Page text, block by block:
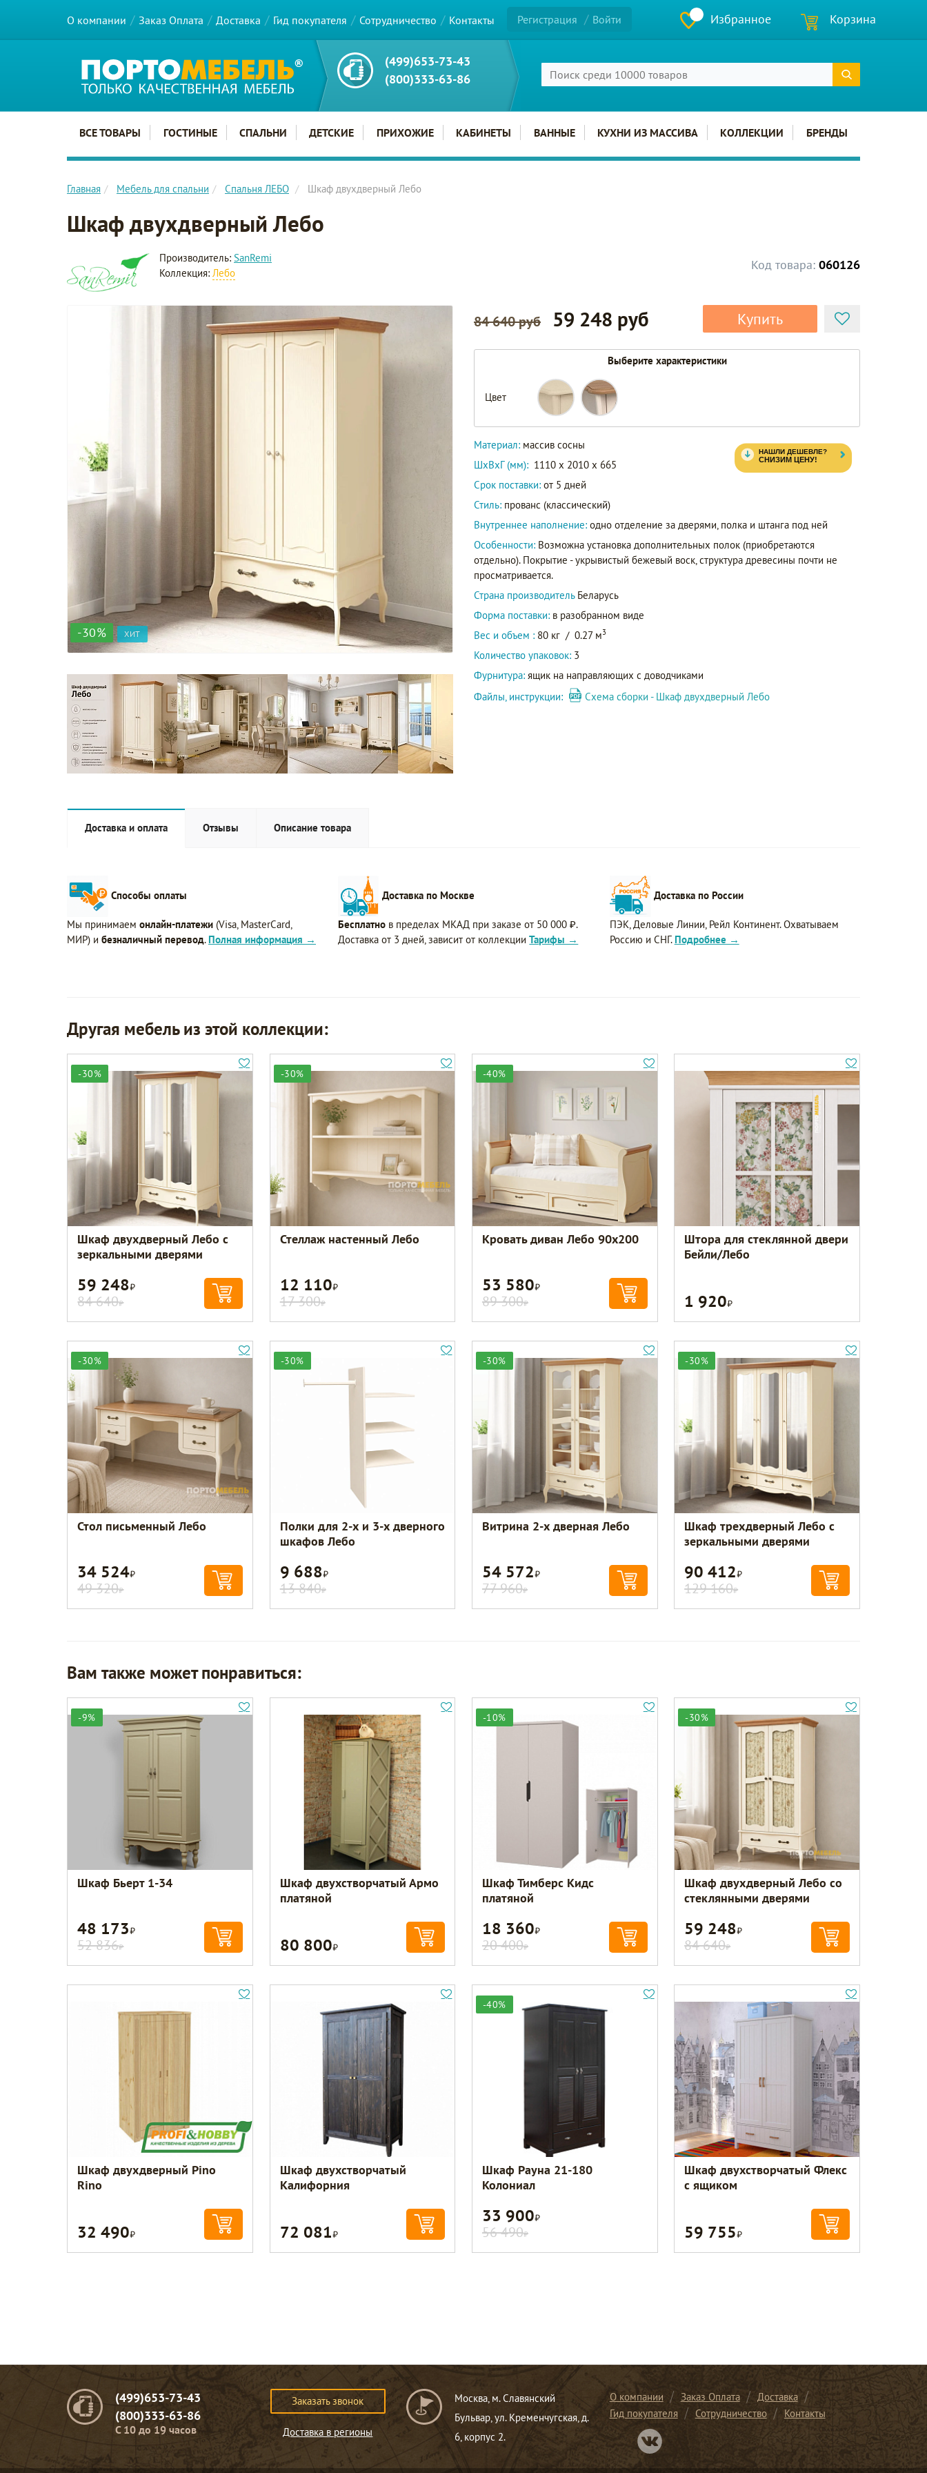
О компании Заказ Оплата Доставка Гид покупателя Сотрудничество Контакты Регистрация Войти Избранное Корзина
(499)653-73-43
(800)333-63-86
Главное меню сайта
ВСЕ ТОВАРЫ ГОСТИНЫЕ СПАЛЬНИ ДЕТСКИЕ ПРИХОЖИЕ КАБИНЕТЫ ВАННЫЕ КУХНИ ИЗ МАССИВА КОЛЛЕКЦИИ БРЕНДЫ
Главная Мебель для спальни Спальня ЛЕБО Шкаф двухдверный Лебо
Шкаф двухдверный Лебо
Код товара: 060126
Производитель: SanRemi
Коллекция: Лебо
-30% ХИТ
84 640 руб 59 248 руб Купить
Выберите характеристики
Цвет
55702
60702
Материал: массив сосны
ШxВxГ (мм): 1110 x 2010 x 665
Срок поставки: от 5 дней
Стиль: прованс (классический)
Внутреннее наполнение: одно отделение за дверями, полка и штанга под ней
Особенности: Возможна установка дополнительных полок (приобретаются
отдельно). Покрытие - укрывистый бежевый воск, структура древесины почти не
просматривается.
Страна производитель Беларусь
Форма поставки: в разобранном виде
Вес и объем : 80 кг / 0.27 м3
Количество упаковок: 3
Фурнитура: ящик на направляющих с доводчиками
Файлы, инструкции:
Схема сборки - Шкаф двухдверный Лебо
Доставка и оплата Отзывы Описание товара
Способы оплаты
Мы принимаем онлайн-платежи (Visa, MasterCard,
МИР) и безналичный перевод. Полная информация →
Доставка по Москве
Бесплатно в пределах МКАД при заказе от 50 000 ₽.
Доставка от 3 дней, зависит от коллекцииТарифы →
Доставка по России
ПЭК, Деловые Линии, Рейл Континент. Охватываем
Россию и СНГ. Подробнее →
Другая мебель из этой коллекции:
-30%
Шкаф двухдверный Лебо с
зеркальными дверями
59 248Р
84 640Р
-30%
Стеллаж настенный Лебо
12 110Р
17 300Р
-40%
Кровать диван Лебо 90х200
53 580Р
89 300Р
Штора для стеклянной двери
Бейли/Лебо
1 920Р
-30%
Стол письменный Лебо
34 524Р
49 320Р
-30%
Полки для 2-х и 3-х дверного
шкафов Лебо
9 688Р
13 840Р
-30%
Витрина 2-х дверная Лебо
54 572Р
77 960Р
-30%
Шкаф трехдверный Лебо с
зеркальными дверями
90 412Р
129 160Р
Вам также может понравиться:
-9%
Шкаф Бьерт 1-34
48 173Р
52 836Р
Шкаф двухстворчатый Армо
платяной
80 800Р
-10%
Шкаф Тимберс Кидс
платяной
18 360Р
20 400Р
-30%
Шкаф двухдверный Лебо со
стеклянными дверями
59 248Р
84 640Р
Шкаф двухдверный Pino
Rino
32 490Р
Шкаф двухстворчатый
Калифорния
72 081Р
-40%
Шкаф Рауна 21-180
Колониал
33 900Р
56 490Р
Шкаф двухстворчатый Флекс
с ящиком
59 755Р
(499)653-73-43
(800)333-63-86
C 10 до 19 часов
Заказать звонок
Доставка в регионы
Москва, м. Славянский
Бульвар, ул. Кременчугская, д.
6, корпус 2.
О компании Заказ Оплата
Доставка
Гид покупателя
Сотрудничество
Контакты
Перейти в нашу группу Вконтакте